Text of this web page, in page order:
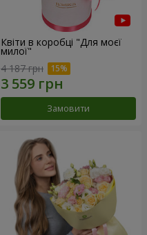
Квіти в коробці "Для моєї
милої"
4 187 грн
Замовити